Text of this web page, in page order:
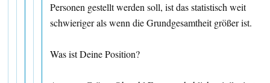
Personen gestellt werden soll, ist das statistisch weit
schwieriger als wenn die Grundgesamtheit größer ist.
Was ist Deine Position?